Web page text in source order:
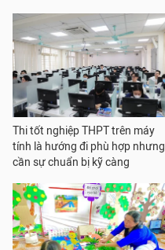
Thi tốt nghiệp THPT trên máy
tính là hướng đi phù hợp nhưng
cần sự chuẩn bị kỹ càng